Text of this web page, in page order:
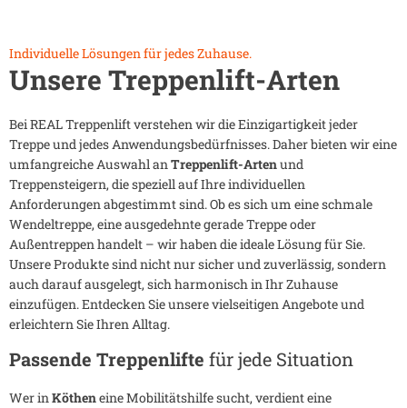
Individuelle Lösungen für jedes Zuhause.
Unsere Treppenlift-Arten
Bei REAL Treppenlift verstehen wir die Einzigartigkeit jeder
Treppe und jedes Anwendungsbedürfnisses. Daher bieten wir eine
umfangreiche Auswahl anTreppenlift-Artenund
Treppensteigern, die speziell auf Ihre individuellen
Anforderungen abgestimmt sind. Ob es sich um eine schmale
Wendeltreppe, eine ausgedehnte gerade Treppe oder
Außentreppen handelt – wir haben die ideale Lösung für Sie.
Unsere Produkte sind nicht nur sicher und zuverlässig, sondern
auch darauf ausgelegt, sich harmonisch in Ihr Zuhause
einzufügen. Entdecken Sie unsere vielseitigen Angebote und
erleichtern Sie Ihren Alltag.
Passende Treppenlifte für jede Situation
Wer inKötheneine Mobilitätshilfe sucht, verdient eine